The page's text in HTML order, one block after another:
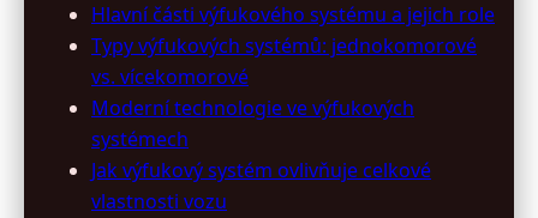
prostředí
10. 3. 2026 · 10 min čtení · Autor: Petr Urbanec
Hlavní části výfukového systému a jejich role
Typy výfukových systémů: jednokomorové
vs. vícekomorové
Moderní technologie ve výfukových
systémech
Jak výfukový systém ovlivňuje celkové
vlastnosti vozu